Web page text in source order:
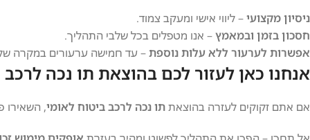
ניסיון מקצועי– ליווי אישי ומעקב צמוד.
חסכון בזמן ובמאמץ– אנו מטפלים בכל שלבי התהליך.
אפשרות לערעור ללא עלות נוספת– עד חמישה ערעורים במקרה
אנחנו כאן לעזור לכם בהוצאת תו נכה לרכב
אם אתם זקוקים לעזרה בהוצאתתו נכה לרכב ביטוח לאומי, השאירו